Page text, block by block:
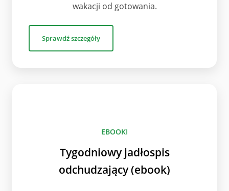
wakacji od gotowania.
Sprawdź szczegóły
EBOOKI
Tygodniowy jadłospis
odchudzający (ebook)